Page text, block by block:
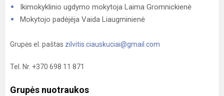
Ikimokyklinio ugdymo mokytoja Laima Gromnickienė
Mokytojo padėjėja Vaida Liaugminienė
Grupės el. paštas zilvitis.ciauskuciai@gmail.com
Tel. Nr. +370 698 11 871
Grupės nuotraukos